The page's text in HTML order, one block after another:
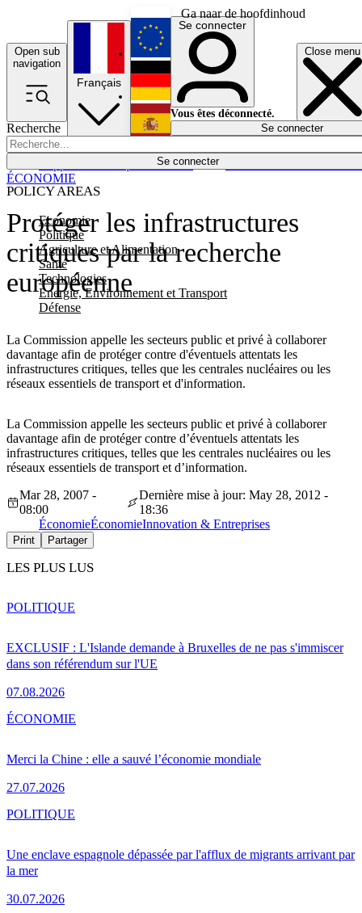
Ga naar de hoofdinhoud
Open sub
navigation
Close menu
Recherche
Se connecter
POLICY AREAS
Economie
Politique
Agriculture et Alimentation
Santé
Technologies
Energie, Environnement et Transport
Défense
Économie
Français
English
Deutsch
Español
Se connecter
Vous êtes déconnecté.
Se connecter
Protéger les infrastructures
critiques par la recherche
européenne
La Commission appelle les secteurs public et privé à collaborer
davantage afin de protéger contre d'éventuels attentats les
infrastructures critiques, telles que les centrales nucléaires ou les
réseaux essentiels de transport et d'information.
ÉCONOMIE
La Commission appelle les secteurs public et privé à collaborer
davantage afin de protéger contre d’éventuels attentats les
infrastructures critiques, telles que les centrales nucléaires ou les
réseaux essentiels de transport et d’information.
Mar 28, 2007 -
08:00
Dernière mise à jour: May 28, 2012 -
18:36
ÉconomieÉconomieInnovation & Entreprises
Print Partager
LES PLUS LUS
EXCLUSIF : L'Islande demande à Bruxelles de ne pas s'immiscer
dans son référendum sur l'UE
07.08.2026
POLITIQUE
Merci la Chine : elle a sauvé l’économie mondiale
27.07.2026
ÉCONOMIE
Une enclave espagnole dépassée par l'afflux de migrants arrivant par
la mer
30.07.2026
POLITIQUE